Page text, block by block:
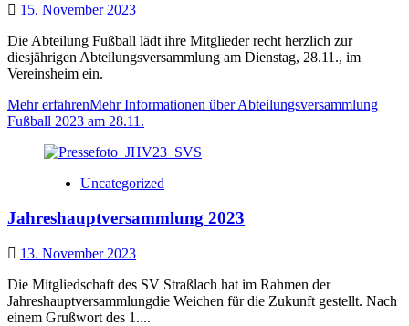
15. November 2023
Die Abteilung Fußball lädt ihre Mitglieder recht herzlich zur
diesjährigen Abteilungsversammlung am Dienstag, 28.11., im
Vereinsheim ein.
Mehr erfahrenMehr Informationen über Abteilungsversammlung
Fußball 2023 am 28.11.
Uncategorized
Jahreshauptversammlung 2023
13. November 2023
Die Mitgliedschaft des SV Straßlach hat im Rahmen der
Jahreshauptversammlungdie Weichen für die Zukunft gestellt. Nach
einem Grußwort des 1....